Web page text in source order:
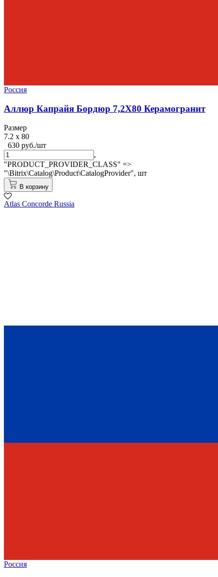
Россия
Аллюр Капрайя Бордюр 7,2X80 Керамогранит
Размер
7.2 x 80
630 руб./шт
,
"PRODUCT_PROVIDER_CLASS" =>
"\Bitrix\Catalog\Product\CatalogProvider", шт
В корзину
Atlas Concorde Russia
Россия